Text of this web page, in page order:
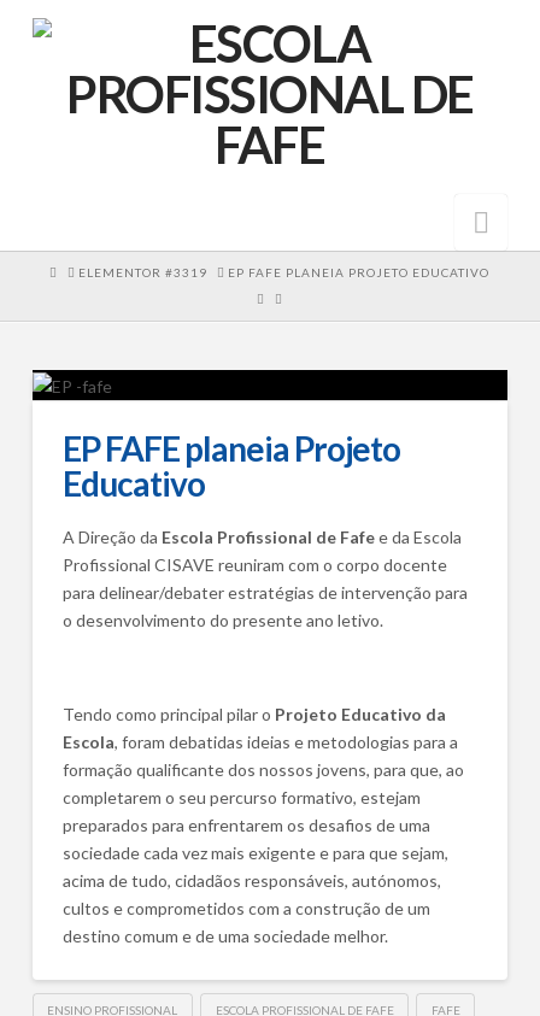
HOMEELEMENTOR #3319 EP FAFE PLANEIA PROJETO EDUCATIVO
EP FAFE planeia Projeto
Educativo
A Direção da Escola Profissional de Fafee da Escola
Profissional CISAVE reuniram com o corpo docente
para delinear/debater estratégias de intervenção para
o desenvolvimento do presente ano letivo.
Tendo como principal pilar o Projeto Educativo da
Escola, foram debatidas ideias e metodologias para a
formação qualificante dos nossos jovens, para que, ao
completarem o seu percurso formativo, estejam
preparados para enfrentarem os desafios de uma
sociedade cada vez mais exigente e para que sejam,
acima de tudo, cidadãos responsáveis, autónomos,
cultos e comprometidos com a construção de um
destino comum e de uma sociedade melhor.
ENSINO PROFISSIONAL ESCOLA PROFISSIONAL DE FAFE FAFE